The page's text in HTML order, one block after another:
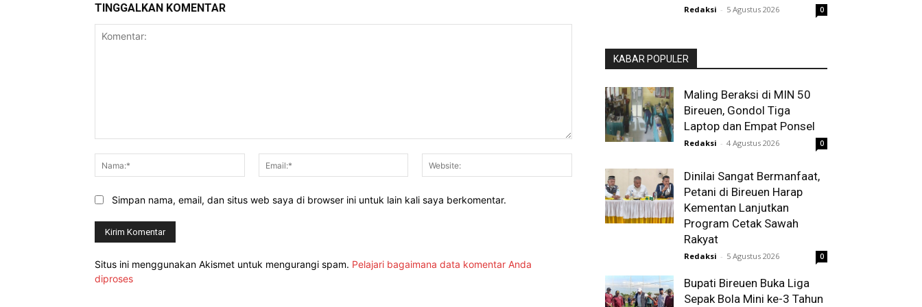
TINGGALKAN KOMENTAR
Nama:*
Email:*
Simpan nama, email, dan situs web saya di browser ini untuk lain kali saya berkomentar.
Situs ini menggunakan Akismet untuk mengurangi spam. Pelajari bagaimana data komentar Anda
diproses
Redaksi - 5 Agustus 2026 0
KABAR POPULER
Maling Beraksi di MIN 50
Bireuen, Gondol Tiga
Laptop dan Empat Ponsel
Redaksi - 4 Agustus 2026 0
Dinilai Sangat Bermanfaat,
Petani di Bireuen Harap
Kementan Lanjutkan
Program Cetak Sawah
Rakyat
Redaksi - 5 Agustus 2026 0
Bupati Bireuen Buka Liga
Sepak Bola Mini ke-3 Tahun